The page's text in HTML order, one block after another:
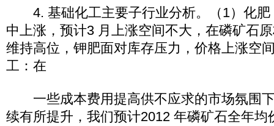
4. 基础化工主要子行业分析。（1）化肥
中上涨，预计3 月上涨空间不大，在磷矿石
维持高位，钾肥面对库存压力，价格上涨空
工：在
一些成本费用提高供不应求的市场氛围
续有所提升，我们预计2012 年磷矿石全年均